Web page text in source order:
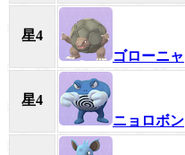
星4
ゴローニャ
星4
ニョロボン